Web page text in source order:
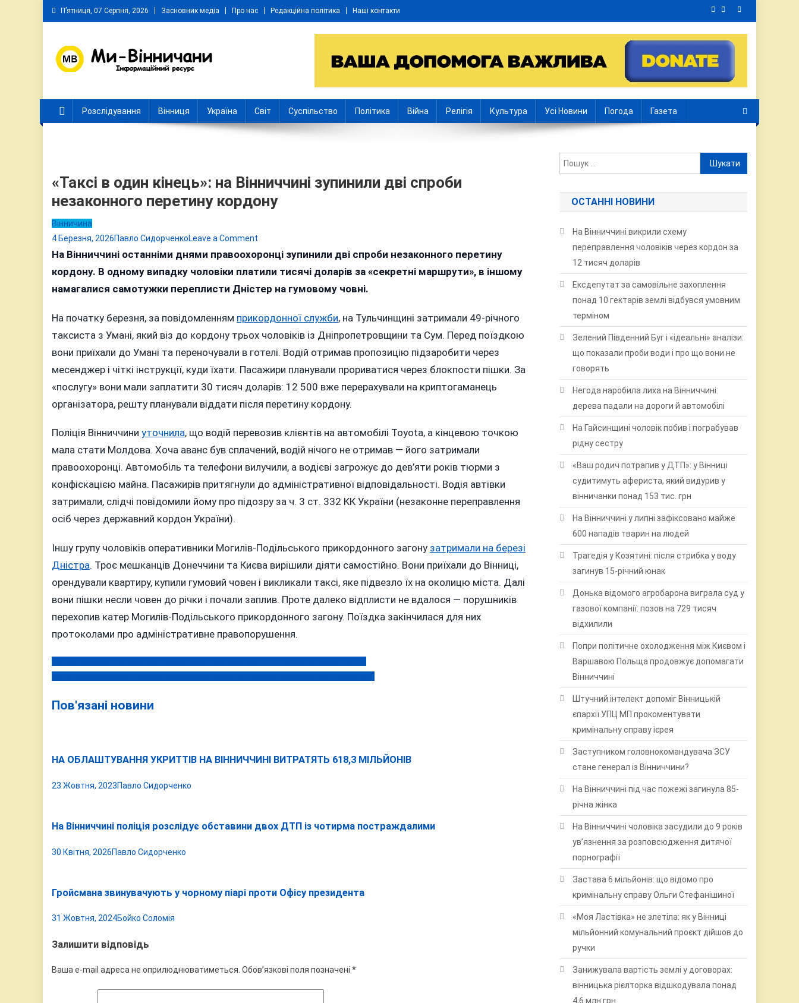
Skip
to
П’ятниця, 07 Серпня, 2026 Засновник медіа Про нас Редакційна політика Наші контакти
Розслідування Вінниця Україна Світ Суспільство Політика Війна Релігія Культура Усі Новини Погода Газета
«Таксі в один кінець»: на Вінниччині зупинили дві спроби
незаконного перетину кордону
Вінничина
4 Березня, 2026Павло СидорченкоLeave a Comment
«Таксі
кінець»:
зупинили
дві
спроби
незаконного
перетину
На Вінниччині останніми днями правоохоронці зупинили дві спроби незаконного перетину
кордону. В одному випадку чоловіки платили тисячі доларів за «секретні маршрути», в іншому
намагалися самотужки переплисти Дністер на гумовому човні.
На початку березня, за повідомленням прикордонної служби, на Тульчинщині затримали 49-річного
таксиста з Умані, який віз до кордону трьох чоловіків із Дніпропетровщини та Сум. Перед поїздкою
вони приїхали до Умані та переночували в готелі. Водій отримав пропозицію підзаробити через
месенджер і чіткі інструкції, куди їхати. Пасажири планували прориватися через блокпости пішки. За
«послугу» вони мали заплатити 30 тисяч доларів: 12 500 вже перерахували на криптогаманець
організатора, решту планували віддати після перетину кордону.
Поліція Вінниччини уточнила, що водій перевозив клієнтів на автомобілі Toyota, а кінцевою точкою
мала стати Молдова. Хоча аванс був сплачений, водій нічого не отримав — його затримали
правоохоронці. Автомобіль та телефони вилучили, а водієві загрожує до дев’яти років тюрми з
конфіскацією майна. Пасажирів притягнули до адміністративної відповідальності. Водія автівки
затримали, слідчі повідомили йому про підозру за ч. 3 ст. 332 КК України (незаконне переправлення
осіб через державний кордон України).
Іншу групу чоловіків оперативники Могилів-Подільського прикордонного загону затримали на березі
Дністра. Троє мешканців Донеччини та Києва вирішили діяти самостійно. Вони приїхали до Вінниці,
орендували квартиру, купили гумовий човен і викликали таксі, яке підвезло їх на околицю міста. Далі
вони пішки несли човен до річки і почали заплив. Проте далеко відплисти не вдалося — порушників
перехопив катер Могилів-Подільського прикордонного загону. Поїздка закінчилася для них
протоколами про адміністративне правопорушення.
Навігація
Пов'язані новини
НА ОБЛАШТУВАННЯ УКРИТТІВ НА ВІННИЧЧИНІ ВИТРАТЯТЬ 618,3 МІЛЬЙОНІВ
23 Жовтня, 2023Павло Сидорченко
На Вінниччині поліція розслідує обставини двох ДТП із чотирма постраждалими
30 Квітня, 2026Павло Сидорченко
Гройсмана звинувачують у чорному піарі проти Офісу президента
31 Жовтня, 2024Бойко Соломія
Залишити відповідь
Ваша e-mail адреса не оприлюднюватиметься. Обов’язкові поля позначені *
Пошук:
ОСТАННІ НОВИНИ
На Вінниччині викрили схему
переправлення чоловіків через кордон за
12 тисяч доларів
Ексдепутат за самовільне захоплення
понад 10 гектарів землі відбувся умовним
терміном
Зелений Південний Буг і «ідеальні» аналізи:
що показали проби води і про що вони не
говорять
Негода наробила лиха на Вінниччині:
дерева падали на дороги й автомобілі
На Гайсинщині чоловік побив і пограбував
рідну сестру
«Ваш родич потрапив у ДТП»: у Вінниці
судитимуть афериста, який видурив у
вінничанки понад 153 тис. грн
На Вінниччині у липні зафіксовано майже
600 нападів тварин на людей
Трагедія у Козятині: після стрибка у воду
загинув 15-річний юнак
Донька відомого агробарона виграла суд у
газової компанії: позов на 729 тисяч
відхилили
Попри політичне охолодження між Києвом і
Варшавою Польща продовжує допомагати
Вінниччині
Штучний інтелект допоміг Вінницькій
єпархії УПЦ МП прокоментувати
кримінальну справу ієрея
Заступником головнокомандувача ЗСУ
стане генерал із Вінниччини?
На Вінниччині під час пожежі загинула 85-
річна жінка
На Вінниччині чоловіка засудили до 9 років
ув’язнення за розповсюдження дитячої
порнографії
Застава 6 мільйонів: що відомо про
кримінальну справу Ольги Стефанішиної
«Моя Ластівка» не злетіла: як у Вінниці
мільйонний комунальний проєкт дійшов до
ручки
Занижувала вартість землі у договорах:
вінницька рієлторка відшкодувала понад
4,6 млн грн